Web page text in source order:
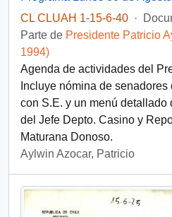
CL CLUAH 1-15-6-40 ·
Parte de Presidente Patricio
1994)
Agenda de actividades del
Incluye nómina de
con S.E. y un menú detallado
del Jefe Depto. Casino y
Maturana Donoso.
Aylwin Azocar, Patricio